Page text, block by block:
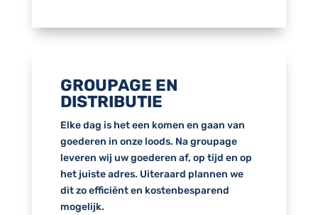
GROUPAGE EN
DISTRIBUTIE
Elke dag is het een komen en gaan van
goederen in onze loods. Na groupage
leveren wij uw goederen af, op tijd en op
het juiste adres. Uiteraard plannen we
dit zo efficiënt en kostenbesparend
mogelijk.